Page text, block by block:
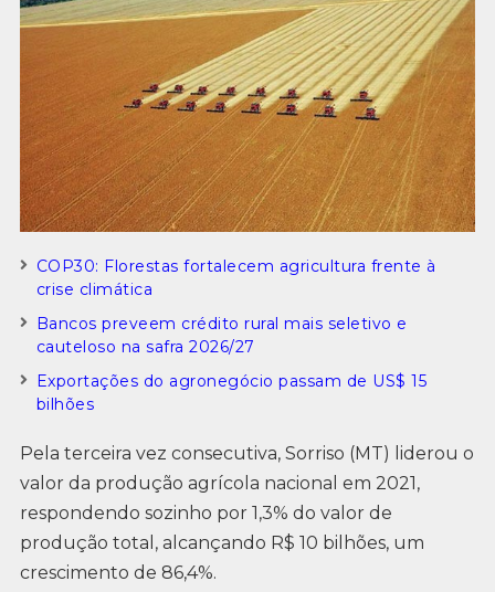
COP30: Florestas fortalecem agricultura frente à
crise climática
Bancos preveem crédito rural mais seletivo e
cauteloso na safra 2026/27
Exportações do agronegócio passam de US$ 15
bilhões
Pela terceira vez consecutiva, Sorriso (MT) liderou o
valor da produção agrícola nacional em 2021,
respondendo sozinho por 1,3% do valor de
produção total, alcançando R$ 10 bilhões, um
crescimento de 86,4%.